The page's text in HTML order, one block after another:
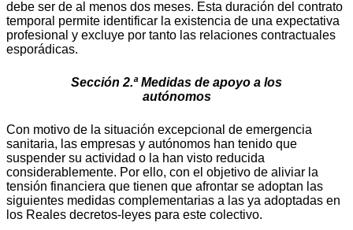
debe ser de al menos dos meses. Esta duración del contrato
temporal permite identificar la existencia de una expectativa
profesional y excluye por tanto las relaciones contractuales
esporádicas.
Sección 2.ª Medidas de apoyo a los
autónomos
Con motivo de la situación excepcional de emergencia
sanitaria, las empresas y autónomos han tenido que
suspender su actividad o la han visto reducida
considerablemente. Por ello, con el objetivo de aliviar la
tensión financiera que tienen que afrontar se adoptan las
siguientes medidas complementarias a las ya adoptadas en
los Reales decretos-leyes para este colectivo.